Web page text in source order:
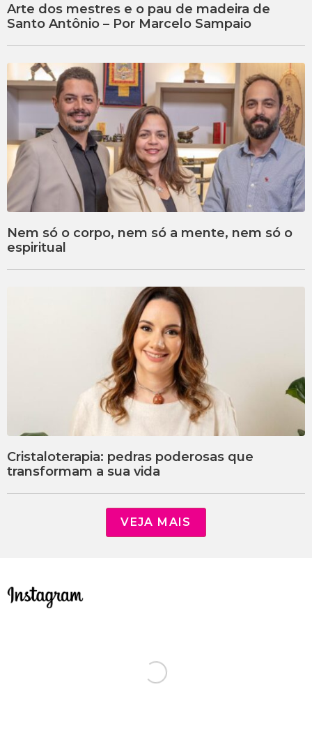
Arte dos mestres e o pau de madeira de
Santo Antônio – Por Marcelo Sampaio
Nem só o corpo, nem só a mente, nem só o
espiritual
Cristaloterapia: pedras poderosas que
transformam a sua vida
VEJA MAIS